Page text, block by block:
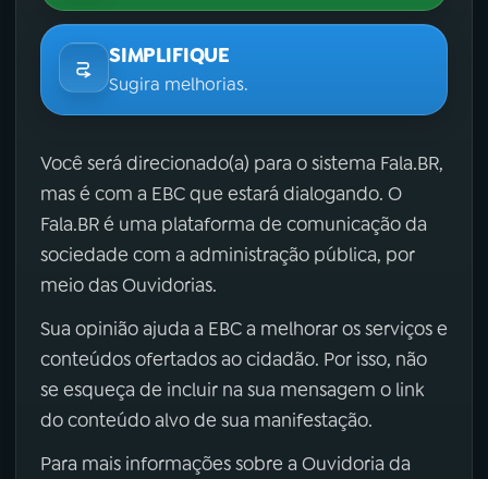
SIMPLIFIQUE
Sugira melhorias.
Você será direcionado(a) para o sistema Fala.BR,
mas é com a EBC que estará dialogando. O
Fala.BR é uma plataforma de comunicação da
sociedade com a administração pública, por
meio das Ouvidorias.
Sua opinião ajuda a EBC a melhorar os serviços e
conteúdos ofertados ao cidadão. Por isso, não
se esqueça de incluir na sua mensagem o link
do conteúdo alvo de sua manifestação.
Para mais informações sobre a Ouvidoria da